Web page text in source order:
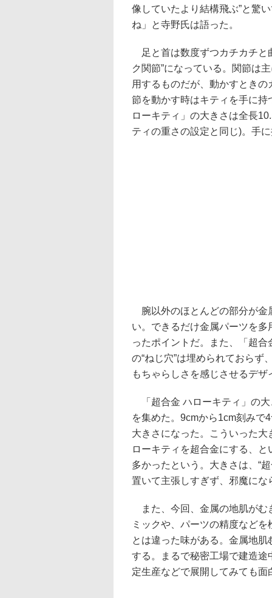
像していたより結構飛ぶ”と驚
ね」と寺野氏は語った。
足と首は数度ずつカチカチと
ク関節”になっている。関節は主
用するものだが、動かすときの
節を動かす時はキティを手に
ローキティ」の大きさは全長
ティの重さの設定と同じ)。手
腕以外のほとんどの部分が金
い。できるだけ金属パーツを多
ったポイントだ。また、「超
の“ねじ穴”は埋められておらず
もちゃらしさを感じさせるデ
「超合金 ハローキティ」の
を集めた。9cmから1cm刻みで
大きさになった。こういった
ローキティを超合金にする、
多かったという。大きさは、“
置いて主張しすぎず、邪魔にな
また、今回、金属の地肌がむ
ミックや、パーツの精度など
とは違った味がある。金属地肌
する。まるで秘密工場で建造
定生産などで展開してみても